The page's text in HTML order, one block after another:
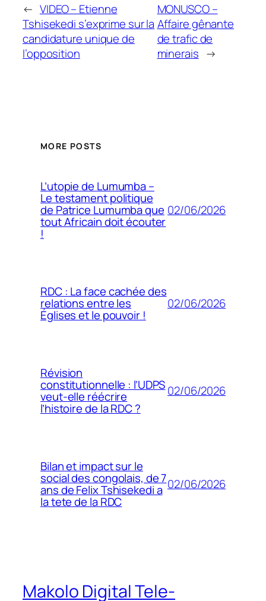
← VIDEO – Etienne
Tshisekedi s’exprime sur la
candidature unique de
l’opposition
MONUSCO –
Affaire gênante
de trafic de
minerais →
MORE POSTS
L’utopie de Lumumba –
Le testament politique
de Patrice Lumumba que
tout Africain doit écouter
!
02/06/2026
RDC : La face cachée des
relations entre les
Églises et le pouvoir !
02/06/2026
Révision
constitutionnelle : l’UDPS
veut-elle réécrire
l’histoire de la RDC ?
02/06/2026
Bilan et impact sur le
social des congolais, de 7
ans de Felix Tshisekedi a
la tete de la RDC
02/06/2026
Makolo Digital Tele-